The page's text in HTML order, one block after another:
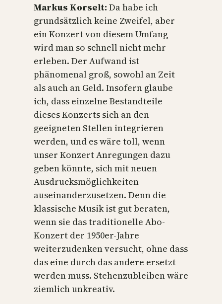
Markus Korselt: Da habe ich
grundsätzlich keine Zweifel, aber
ein Konzert von diesem Umfang
wird man so schnell nicht mehr
erleben. Der Aufwand ist
phänomenal groß, sowohl an Zeit
als auch an Geld. Insofern glaube
ich, dass einzelne Bestandteile
dieses Konzerts sich an den
geeigneten Stellen integrieren
werden, und es wäre toll, wenn
unser Konzert Anregungen dazu
geben könnte, sich mit neuen
Ausdrucksmöglichkeiten
auseinanderzusetzen. Denn die
klassische Musik ist gut beraten,
wenn sie das traditionelle Abo-
Konzert der 1950er-Jahre
weiterzudenken versucht, ohne dass
das eine durch das andere ersetzt
werden muss. Stehenzubleiben wäre
ziemlich unkreativ.